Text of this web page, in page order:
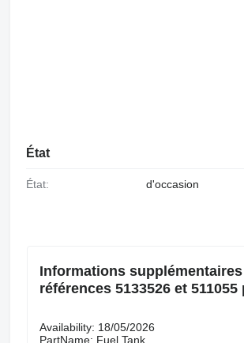
État
État: d'occasion
Informations supplémentaires
références 5133526 et 511055
Availability: 18/05/2026
PartName: Fuel Tank